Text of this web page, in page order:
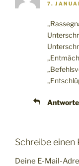
7.
Schreibe einen
Deine E-Mail-